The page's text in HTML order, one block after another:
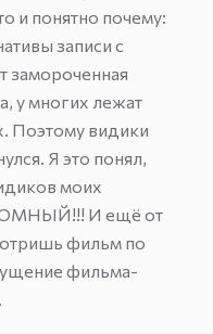
и понятно почему:
записи с
замороченная
у многих лежат
Поэтому видики
Я это понял,
моих
И ещё от
фильм по
фильма-